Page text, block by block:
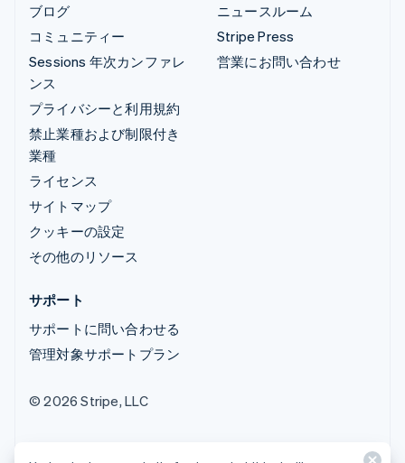
ブログ
コミュニティー
Sessions 年次カンファレ
ンス
プライバシーと利用規約
禁止業種および制限付き
業種
ライセンス
サイトマップ
クッキーの設定
その他のリソース
ニュースルーム
Stripe Press
営業にお問い合わせ
サポート
サポートに問い合わせる
管理対象サポートプラン
© 2026 Stripe, LLC